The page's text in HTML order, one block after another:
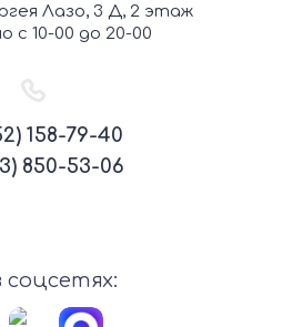
Лазо, 3 Д, 2 этаж
с 10-00 до 20-00
158-79-40
850-53-06